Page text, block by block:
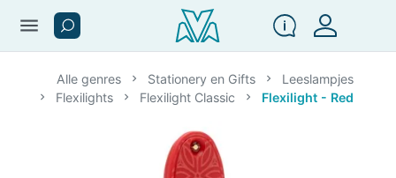
menu
Alle genres Stationery en Gifts
Leeslampjes
Flexilights
Flexilight Classic Flexilight - Red